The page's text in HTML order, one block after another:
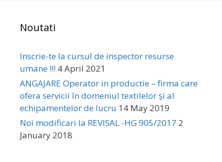
Noutati
Inscrie-te la cursul de inspector resurse
umane !!! 4 April 2021
ANGAJARE Operator in productie – firma care
ofera servicii în domeniul textilelor și al
echipamentelor de lucru 14 May 2019
Noi modificari la REVISAL -HG 905/2017 2
January 2018